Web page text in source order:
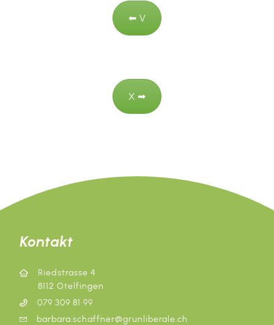
⬅︎ V
X ➡︎
Kontakt
Riedstrasse 4
8112 Otelfingen
079 309 81 99
barbara.schaffner@grunliberale.ch